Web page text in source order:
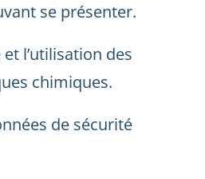
se présenter.
l’utilisation des
chimiques.
de sécurité